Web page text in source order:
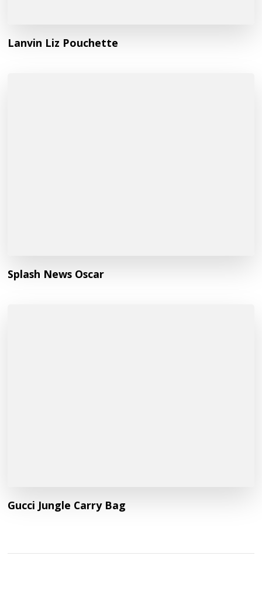
Lanvin Liz Pouchette
Splash News Oscar
Gucci Jungle Carry Bag